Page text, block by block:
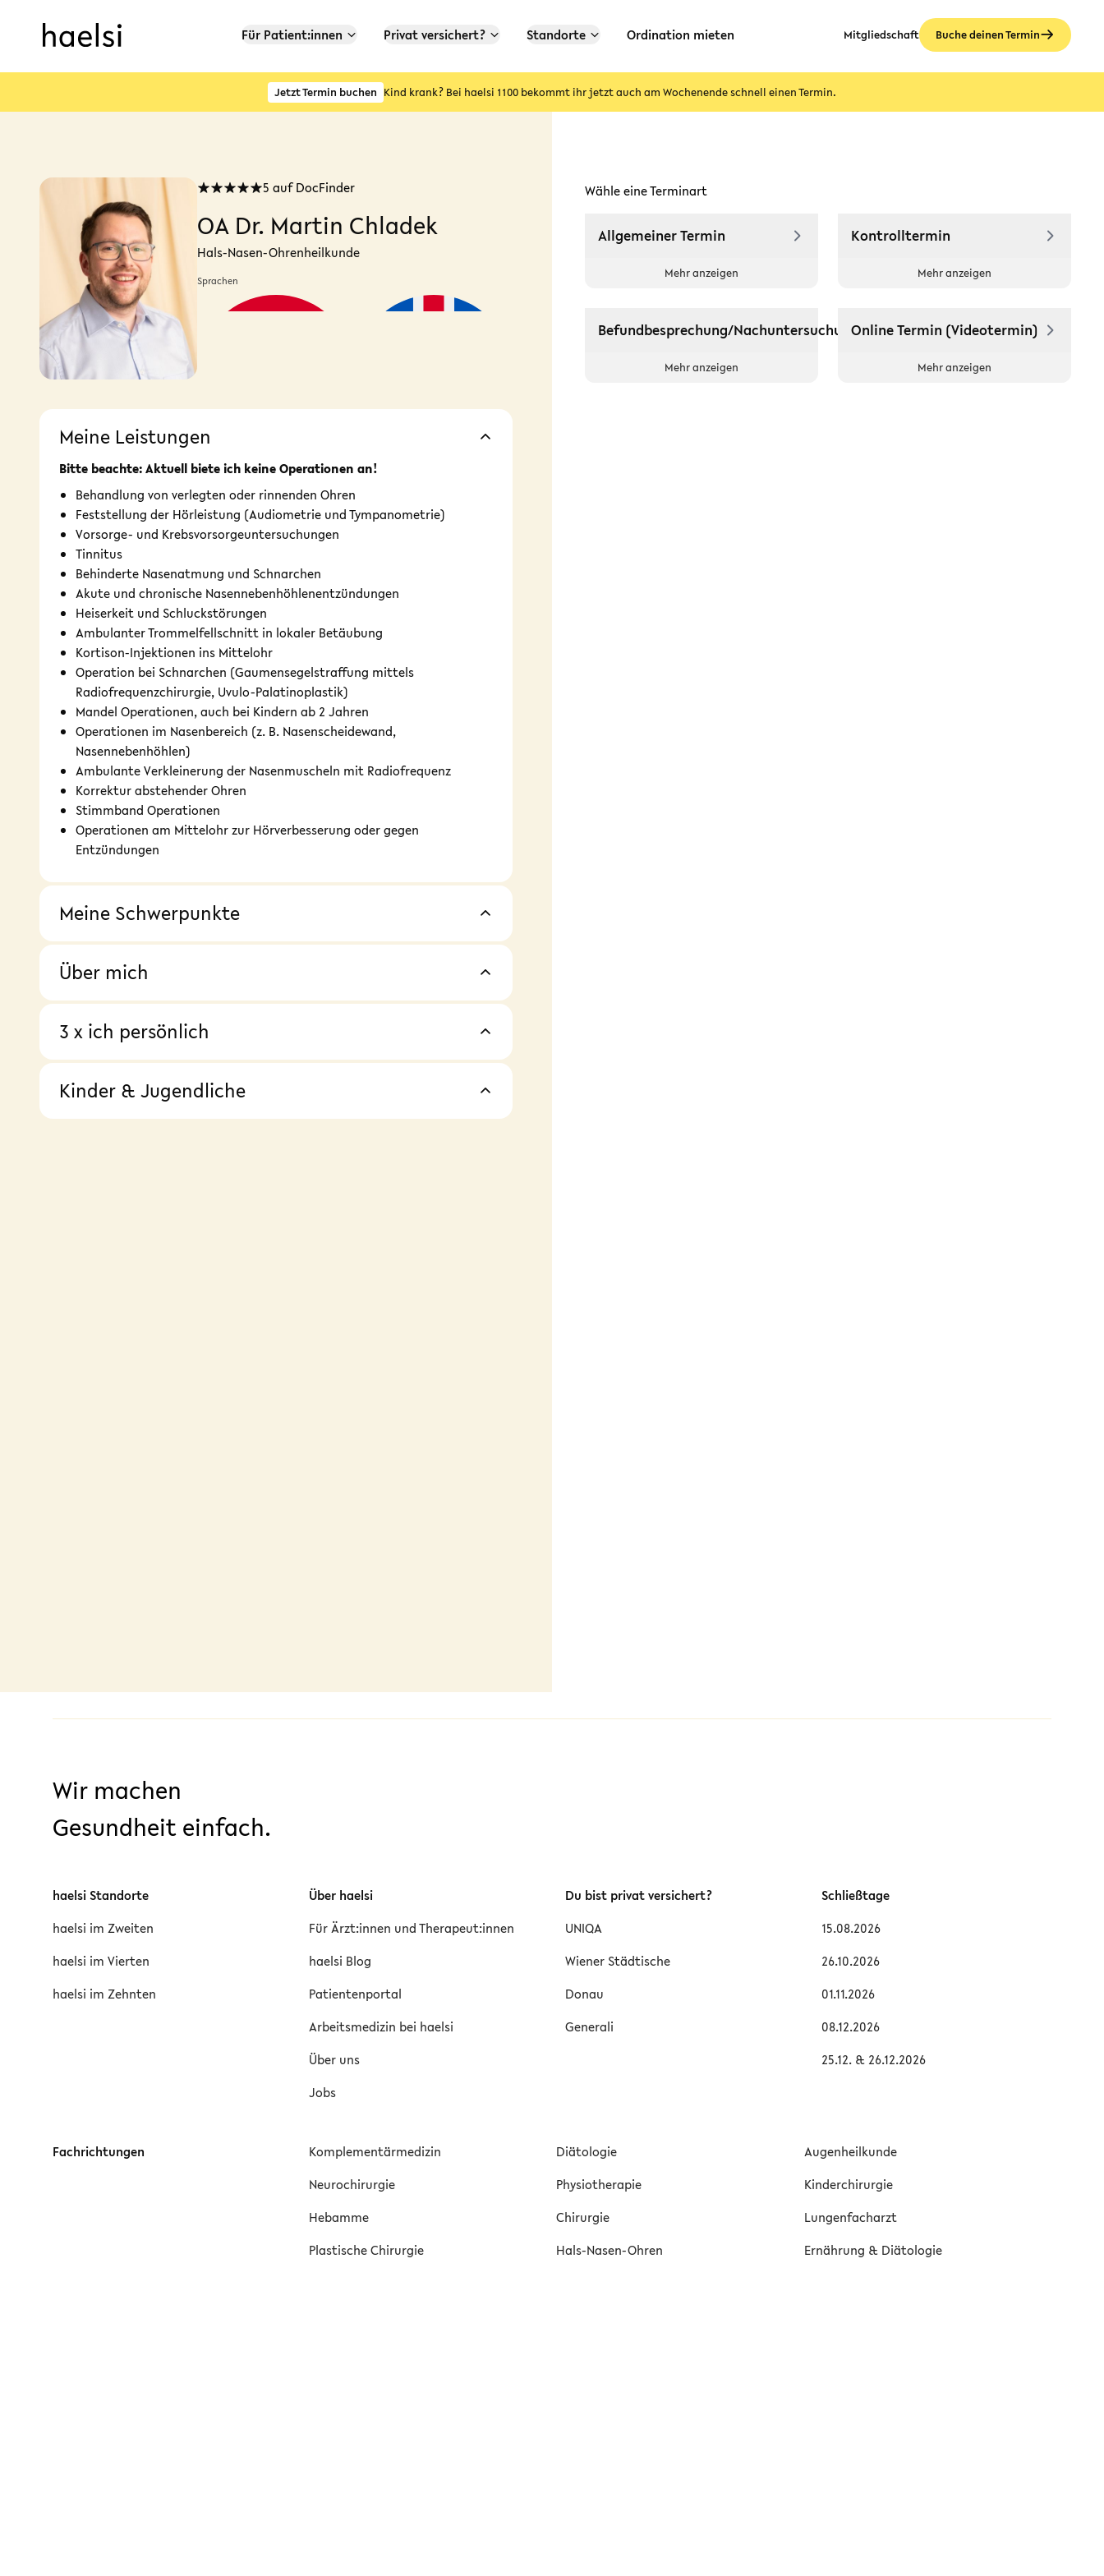
Mitgliedschaft Buche deinen Termin
Für Patient:innen Privat versichert? Standorte Ordination mieten
Jetzt Termin buchen Kind krank? Bei haelsi 1100 bekommt ihr jetzt auch am Wochenende schnell einen Termin.
5 auf DocFinder
OA Dr. Martin Chladek
Hals-Nasen-Ohrenheilkunde
Sprachen
Meine Leistungen
Bitte beachte: Aktuell biete ich keine Operationen an!
Behandlung von verlegten oder rinnenden Ohren
Feststellung der Hörleistung (Audiometrie und Tympanometrie)
Vorsorge- und Krebsvorsorgeuntersuchungen
Tinnitus
Behinderte Nasenatmung und Schnarchen
Akute und chronische Nasennebenhöhlenentzündungen
Heiserkeit und Schluckstörungen
Ambulanter Trommelfellschnitt in lokaler Betäubung
Kortison-Injektionen ins Mittelohr
Operation bei Schnarchen (Gaumensegelstraffung mittels
Radiofrequenzchirurgie, Uvulo-Palatinoplastik)
Mandel Operationen, auch bei Kindern ab 2 Jahren
Operationen im Nasenbereich (z. B. Nasenscheidewand,
Nasennebenhöhlen)
Ambulante Verkleinerung der Nasenmuscheln mit Radiofrequenz
Korrektur abstehender Ohren
Stimmband Operationen
Operationen am Mittelohr zur Hörverbesserung oder gegen
Entzündungen
Meine Schwerpunkte
Über mich
3 x ich persönlich
Kinder & Jugendliche
Wähle eine Terminart
Allgemeiner Termin
Mehr anzeigen
Kontrolltermin
Mehr anzeigen
Befundbesprechung/Nachuntersuchung
Mehr anzeigen
Online Termin (Videotermin)
Mehr anzeigen
Wir machen
Gesundheit einfach.
haelsi Standorte
haelsi im Zweiten
haelsi im Vierten
haelsi im Zehnten
Über haelsi
Für Ärzt:innen und Therapeut:innen
haelsi Blog
Patientenportal
Arbeitsmedizin bei haelsi
Über uns
Jobs
Du bist privat versichert?
UNIQA
Wiener Städtische
Donau
Generali
Schließtage
15.08.2026
26.10.2026
01.11.2026
08.12.2026
25.12. & 26.12.2026
Fachrichtungen Komplementärmedizin Diätologie
Augenheilkunde
Neurochirurgie
Physiotherapie
Kinderchirurgie
Hebamme
Chirurgie
Lungenfacharzt
Plastische Chirurgie
Hals-Nasen-Ohren
Ernährung & Diätologie